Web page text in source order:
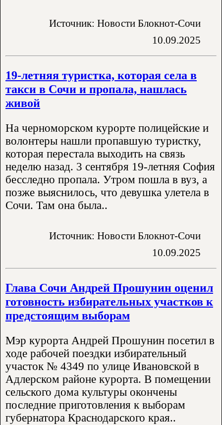
Источник: Новости Блокнот-Сочи
10.09.2025
19-летняя туристка, которая села в
такси в Сочи и пропала, нашлась
живой
На черноморском курорте полицейские и
волонтеры нашли пропавшую туристку,
которая перестала выходить на связь
неделю назад. 3 сентября 19-летняя София
бесследно пропала. Утром пошла в вуз, а
позже выяснилось, что девушка улетела в
Сочи. Там она была..
Источник: Новости Блокнот-Сочи
10.09.2025
Глава Сочи Андрей Прошунин оценил
готовность избирательных участков к
предстоящим выборам
Мэр курорта Андрей Прошунин посетил в
ходе рабочей поездки избирательный
участок № 4349 по улице Ивановской в
Адлерском районе курорта. В помещении
сельского дома культуры окончены
последние приготовления к выборам
губернатора Краснодарского края..